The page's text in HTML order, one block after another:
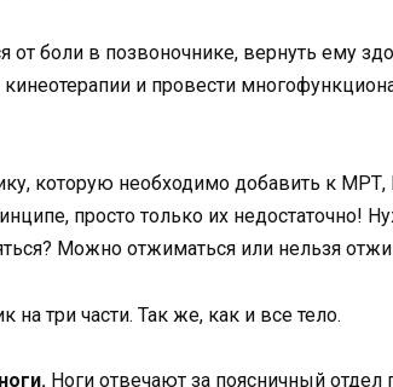
от боли в позвоночнике, вернуть ему
кинеотерапии и провести
которую необходимо добавить к МРТ,
просто только их недостаточно!
Можно отжиматься или нельзя
на три части. Так же, как и все тело.
Ноги отвечают за поясничный отдел